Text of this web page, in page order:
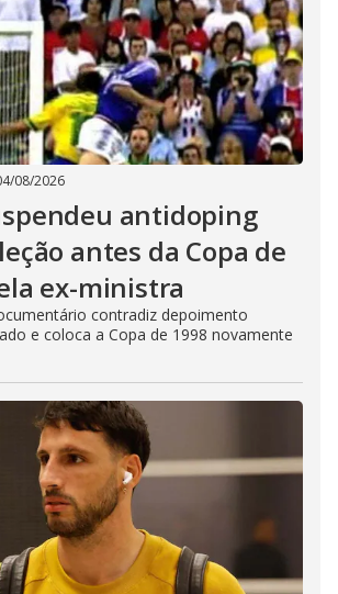
08/2026
antidoping
antes da Copa de
ex-ministra
contradiz depoimento
e coloca a Copa de 1998 novamente